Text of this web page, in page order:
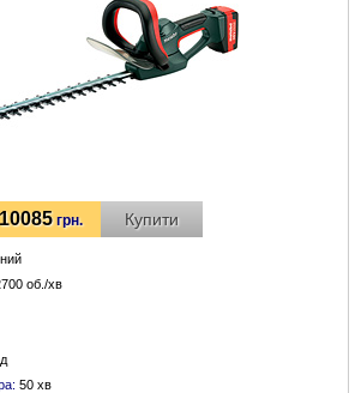
10085грн. Купити
об./хв
50 хв